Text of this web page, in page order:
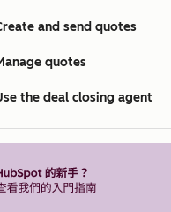
and send quotes
quotes
the deal closing agent